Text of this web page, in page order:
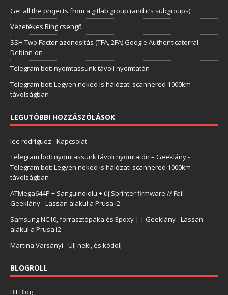
Get all the projects from a gitlab group (and it’s subgroups)
Vezetékes Ring csengő
SSH Two Factor azonosítás (TFA, 2FA) Google Authenticatorral
Debian-on
Telegram bot: nyomtassunk távoli nyomtatón
Telegram bot: Legyen neked is hálózati scannered 1000km
távolságban
LEGUTÓBBI HOZZÁSZÓLÁSOK
lee rodriguez -Kapcsolat
Telegram bot: nyomtassunk távoli nyomtatón – Geeklány-
Telegram bot: Legyen neked is hálózati scannered 1000km
távolságban
ATMega644P + Sanguinololu + új Sprinter firmware // Fail –
Geeklány-Lassan alakul a Prusa i2
Samsung NC10, forrasztópáka és Epoxy | | Geeklány-Lassan
alakul a Prusa i2
Martina Varsányi -Ülj neki, és kódolj
BLOGROLL
Bit Blog